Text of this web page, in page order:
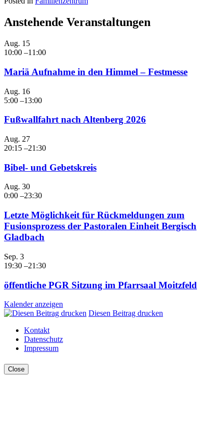
Anstehende Veranstaltungen
Aug. 15
10:00 –11:00
Mariä Aufnahme in den Himmel – Festmesse
Aug. 16
5:00 –13:00
Fußwallfahrt nach Altenberg 2026
Aug. 27
20:15 –21:30
Bibel- und Gebetskreis
Aug. 30
0:00 –23:30
Letzte Möglichkeit für Rückmeldungen zum
Fusionsprozess der Pastoralen Einheit Bergisch
Gladbach
Sep. 3
19:30 –21:30
öffentliche PGR Sitzung im Pfarrsaal Moitzfeld
Kalender anzeigen
Diesen Beitrag drucken
Kontakt
Datenschutz
Impressum
Close